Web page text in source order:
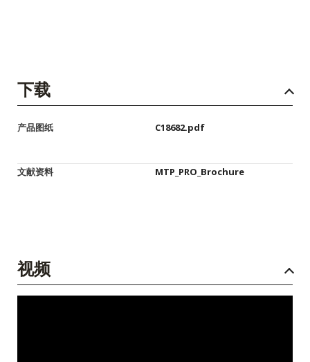
下载
产品图纸 C18682.pdf
文献资料 MTP_PRO_Brochure
视频